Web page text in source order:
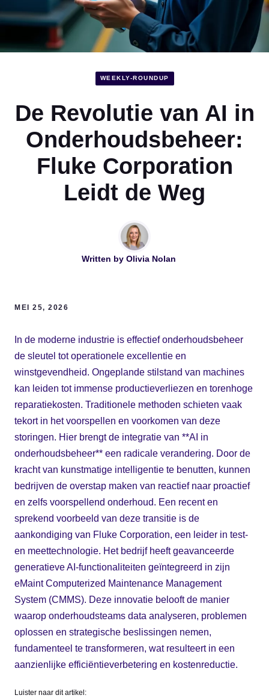
WEEKLY-ROUNDUP
De Revolutie van AI in
Onderhoudsbeheer:
Fluke Corporation
Leidt de Weg
Written by Olivia Nolan
MEI 25, 2026
In de moderne industrie is effectief onderhoudsbeheer
de sleutel tot operationele excellentie en
winstgevendheid. Ongeplande stilstand van machines
kan leiden tot immense productieverliezen en torenhoge
reparatiekosten. Traditionele methoden schieten vaak
tekort in het voorspellen en voorkomen van deze
storingen. Hier brengt de integratie van **AI in
onderhoudsbeheer** een radicale verandering. Door de
kracht van kunstmatige intelligentie te benutten, kunnen
bedrijven de overstap maken van reactief naar proactief
en zelfs voorspellend onderhoud. Een recent en
sprekend voorbeeld van deze transitie is de
aankondiging van Fluke Corporation, een leider in test-
en meettechnologie. Het bedrijf heeft geavanceerde
generatieve AI-functionaliteiten geïntegreerd in zijn
eMaint Computerized Maintenance Management
System (CMMS). Deze innovatie belooft de manier
waarop onderhoudsteams data analyseren, problemen
oplossen en strategische beslissingen nemen,
fundamenteel te transformeren, wat resulteert in een
aanzienlijke efficiëntieverbetering en kostenreductie.
Luister naar dit artikel: